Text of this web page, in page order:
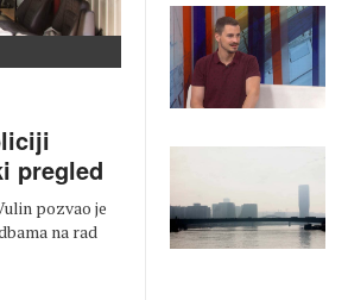
pregled
pozvao je
na rad